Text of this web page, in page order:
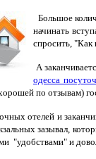
Большое
начинать
спросить, "Как
А
одесса
по отзывам)
отелей и
зазывал,
"удобствами" и